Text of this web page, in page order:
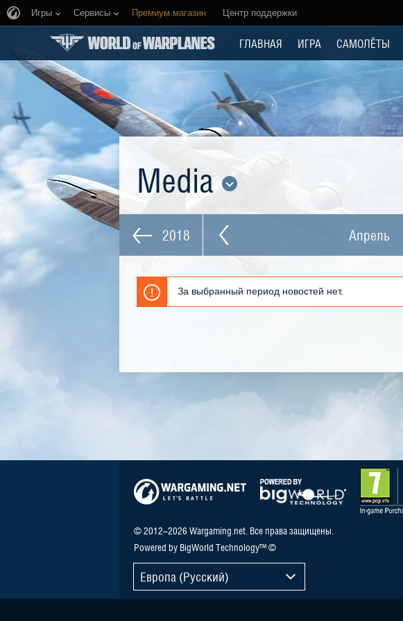
Игры Сервисы Премиум магазин Центр поддержки
ГЛАВНАЯ ИГРА САМОЛЁТЫ
Media
2018 Апрель
За выбранный период новостей нет.
© 2012–2026 Wargaming.net. Все права защищены.
Powered by BigWorld Technology™ ©
Европа (Русский)